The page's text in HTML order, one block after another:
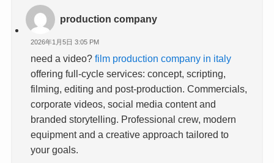
production company
2026年1月5日 3:05 PM
need a video?film production company in italy
offering full-cycle services: concept, scripting,
filming, editing and post-production. Commercials,
corporate videos, social media content and
branded storytelling. Professional crew, modern
equipment and a creative approach tailored to
your goals.